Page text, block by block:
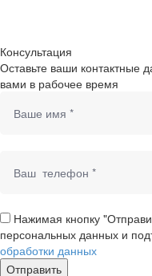
Консультация
Оставьте ваши контактные
вами в рабочее время
Нажимая кнопку
персональных данных и
обработки данных